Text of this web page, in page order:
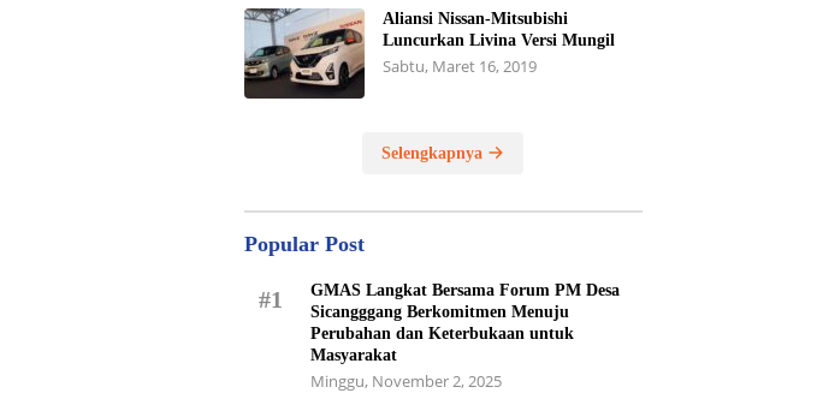
Aliansi Nissan-Mitsubishi
Luncurkan Livina Versi Mungil
Sabtu, Maret 16, 2019
Selengkapnya
Popular Post
#1
GMAS Langkat Bersama Forum PM Desa
Sicangggang Berkomitmen Menuju
Perubahan dan Keterbukaan untuk
Masyarakat
Minggu, November 2, 2025